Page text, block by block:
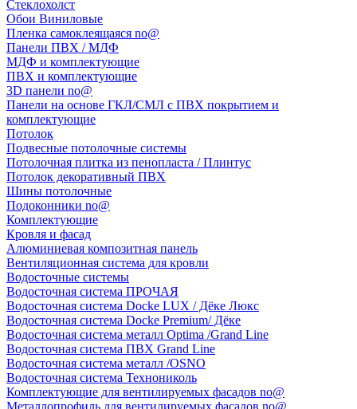
Стеклохолст
Обои Виниловые
Пленка самоклеящаяся no@
Панели ПВХ / МДФ
МДФ и комплектующие
ПВХ и комплектующие
3D панели no@
Панели на основе ГКЛ/СМЛ с ПВХ покрытием и
комплектующие
Потолок
Подвесные потолочные системы
Потолочная плитка из пенопласта / Плинтус
Потолок декоративный ПВХ
Шины потолочные
Подоконники no@
Комплектующие
Кровля и фасад
Алюминиевая композитная панель
Вентиляционная система для кровли
Водосточные системы
Водосточная система ПРОЧАЯ
Водосточная система Docke LUX / Дёке Люкс
Водосточная система Docke Premium/ Дёке
Водосточная система металл Optima /Grand Line
Водосточная система ПВХ Grand Line
Водосточная система металл /OSNO
Водосточная система Технониколь
Комплектующие для вентилируемых фасадов no@
Металлопрофиль для вентилируемых фасадов no@